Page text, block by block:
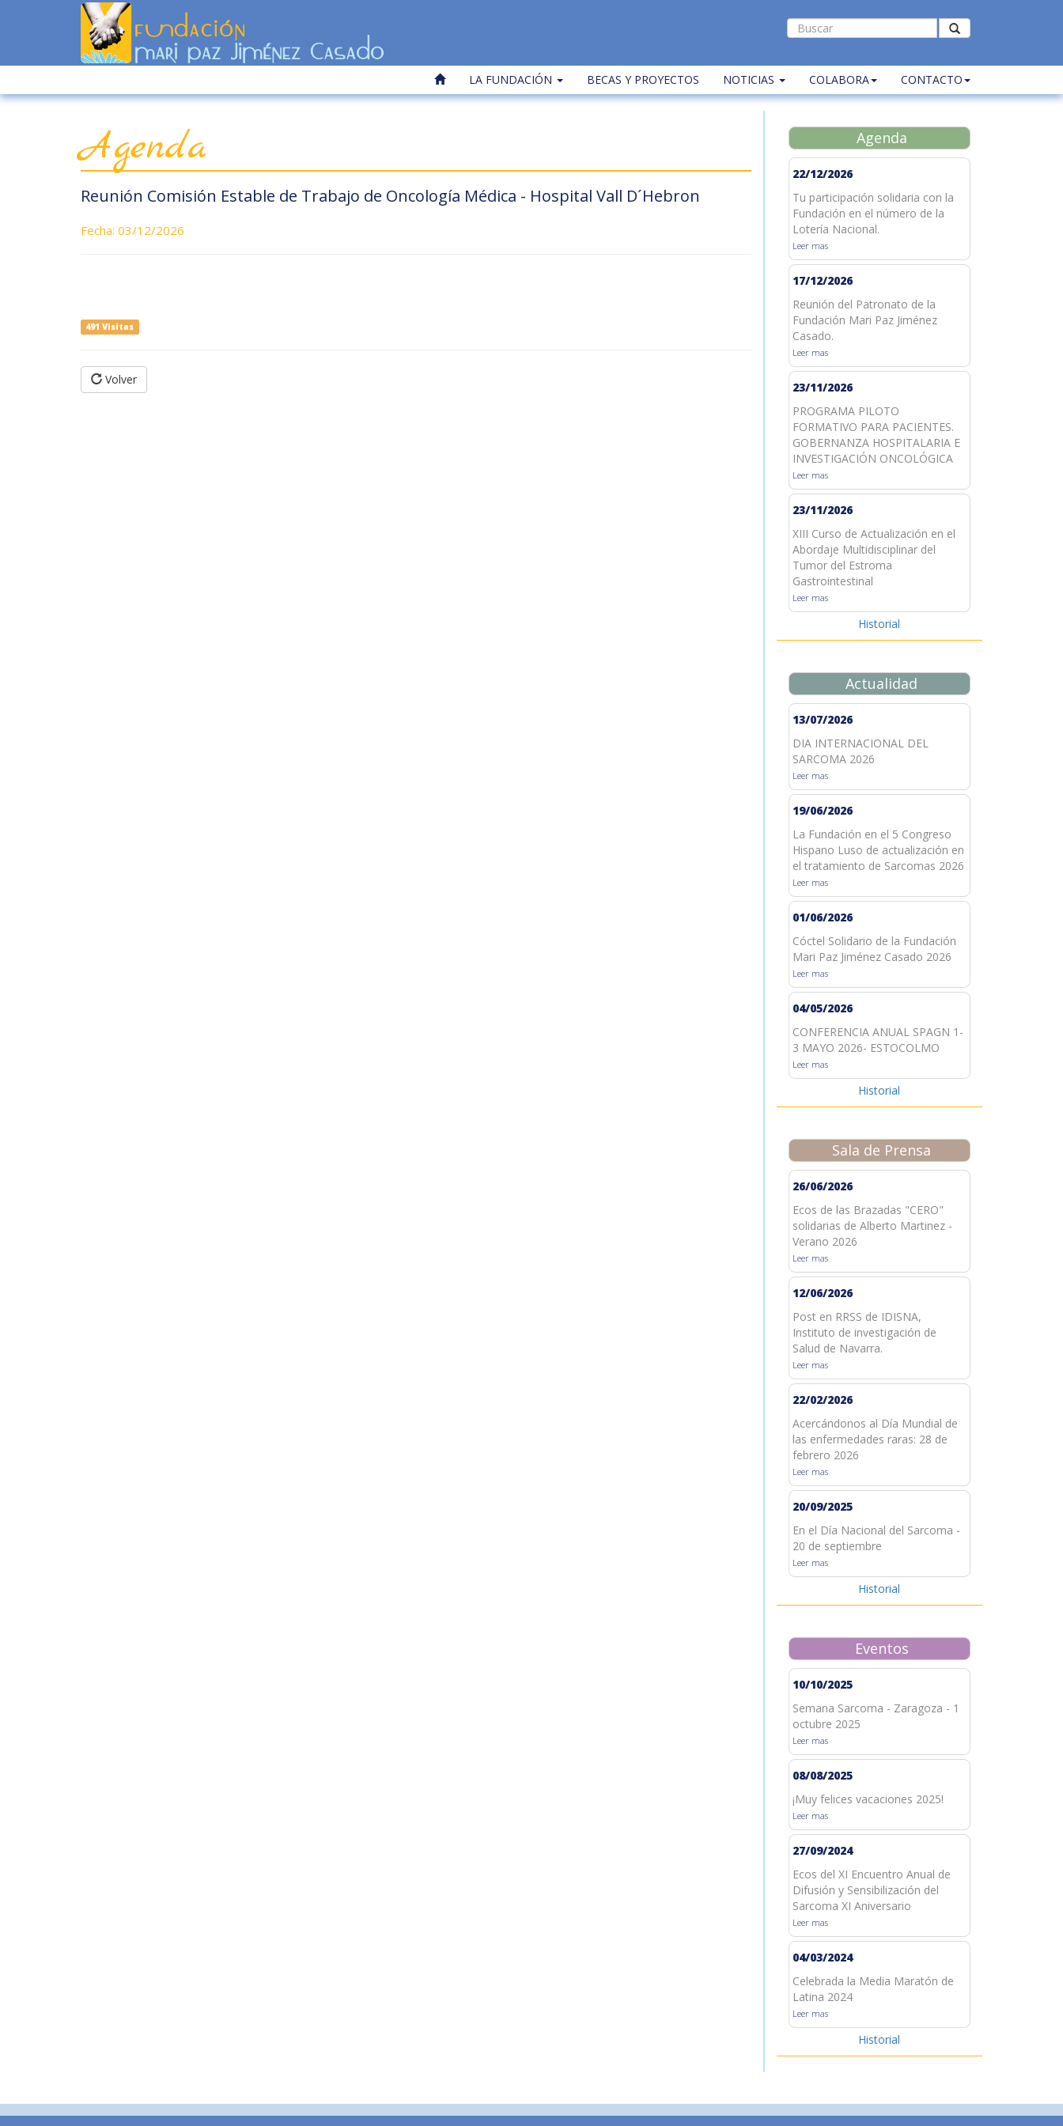
LA FUNDACIÓN BECAS Y PROYECTOS NOTICIAS COLABORA CONTACTO
Agenda
Reunión Comisión Estable de Trabajo de Oncología Médica - Hospital Vall D´Hebron
Fecha: 03/12/2026
491 Visitas
Volver
Agenda
22/12/2026
Tu participación solidaria con la
Fundación en el número de la
Lotería Nacional.
Leer mas
17/12/2026
Reunión del Patronato de la
Fundación Mari Paz Jiménez
Casado.
Leer mas
23/11/2026
PROGRAMA PILOTO
FORMATIVO PARA PACIENTES.
GOBERNANZA HOSPITALARIA E
INVESTIGACIÓN ONCOLÓGICA
Leer mas
23/11/2026
XIII Curso de Actualización en el
Abordaje Multidisciplinar del
Tumor del Estroma
Gastrointestinal
Leer mas
Historial
Actualidad
13/07/2026
DIA INTERNACIONAL DEL
SARCOMA 2026
Leer mas
19/06/2026
La Fundación en el 5 Congreso
Hispano Luso de actualización en
el tratamiento de Sarcomas 2026
Leer mas
01/06/2026
Cóctel Solidario de la Fundación
Mari Paz Jiménez Casado 2026
Leer mas
04/05/2026
CONFERENCIA ANUAL SPAGN 1-
3 MAYO 2026- ESTOCOLMO
Leer mas
Historial
Sala de Prensa
26/06/2026
Ecos de las Brazadas "CERO"
solidarias de Alberto Martinez -
Verano 2026
Leer mas
12/06/2026
Post en RRSS de IDISNA,
Instituto de investigación de
Salud de Navarra.
Leer mas
22/02/2026
Acercándonos al Día Mundial de
las enfermedades raras: 28 de
febrero 2026
Leer mas
20/09/2025
En el Día Nacional del Sarcoma -
20 de septiembre
Leer mas
Historial
Eventos
10/10/2025
Semana Sarcoma - Zaragoza - 1
octubre 2025
Leer mas
08/08/2025
¡Muy felices vacaciones 2025!
Leer mas
27/09/2024
Ecos del XI Encuentro Anual de
Difusión y Sensibilización del
Sarcoma XI Aniversario
Leer mas
04/03/2024
Celebrada la Media Maratón de
Latina 2024
Leer mas
Historial